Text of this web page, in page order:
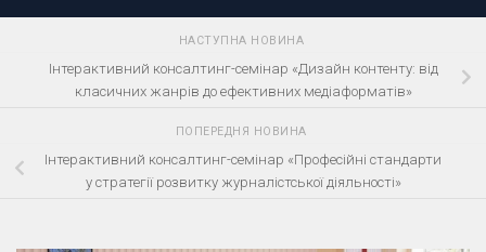
НАСТУПНА НОВИНА
Інтерактивний консалтинг-семінар «Дизайн контенту: від
класичних жанрів до ефективних медіаформатів»
ПОПЕРЕДНЯ НОВИНА
Інтерактивний консалтинг-семінар «Професійні стандарти
у стратегії розвитку журналістської діяльності»